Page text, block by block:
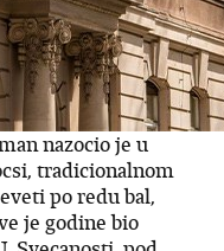
nazocio je u
tradicionalnom
po redu bal,
je godine bio